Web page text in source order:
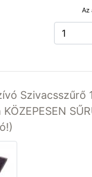
Az
Szivacsszűrő